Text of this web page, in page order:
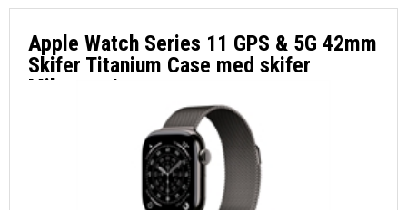
Apple Watch Series 11 GPS & 5G 42mm
Skifer Titanium Case med skifer
Milanese Loop